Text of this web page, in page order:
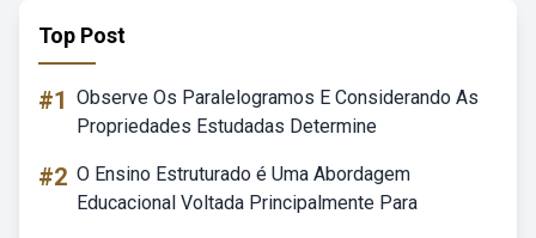
Top Post
#1 Observe Os Paralelogramos E Considerando As
Propriedades Estudadas Determine
#2 O Ensino Estruturado é Uma Abordagem
Educacional Voltada Principalmente Para